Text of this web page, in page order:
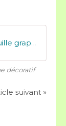
MDZ - Citrouille graphisme
décoratif
suivant »